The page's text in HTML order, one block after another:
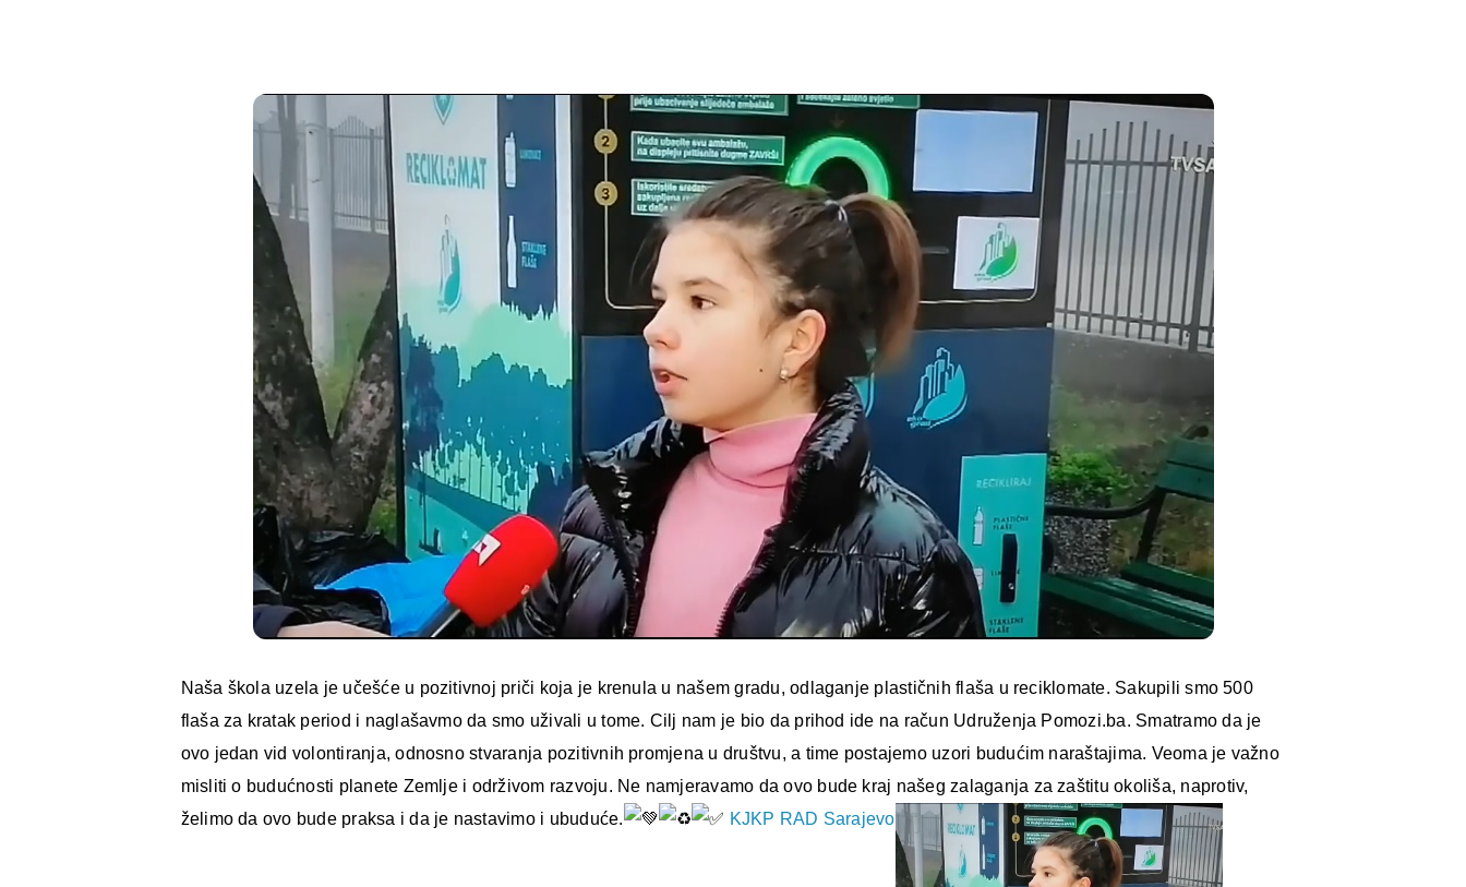
Naša škola uzela je učešće u pozitivnoj priči koja je krenula u našem gradu, odlaganje plastičnih flaša u reciklomate. Sakupili smo 500
flaša za kratak period i naglašavmo da smo uživali u tome. Cilj nam je bio da prihod ide na račun Udruženja Pomozi.ba. Smatramo da je
ovo jedan vid volontiranja, odnosno stvaranja pozitivnih promjena u društvu, a time postajemo uzori budućim naraštajima. Veoma je važno
misliti o budućnosti planete Zemlje i održivom razvoju. Ne namjeravamo da ovo bude kraj našeg zalaganja za zaštitu okoliša, naprotiv,
želimo da ovo bude praksa i da je nastavimo i ubuduće.
KJKP RAD Sarajevo